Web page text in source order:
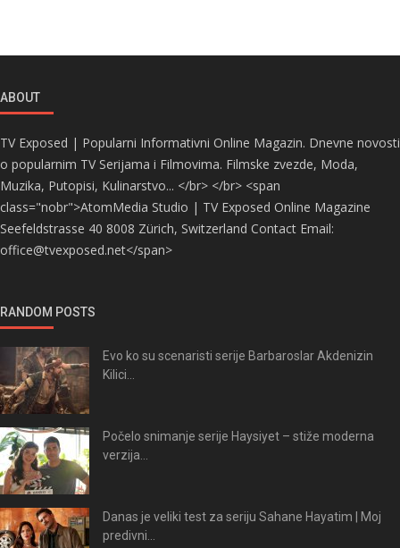
ABOUT
TV Exposed | Popularni Informativni Online Magazin. Dnevne novosti
o popularnim TV Serijama i Filmovima. Filmske zvezde, Moda,
Muzika, Putopisi, Kulinarstvo... </br> </br> <span
class="nobr">AtomMedia Studio | TV Exposed Online Magazine
Seefeldstrasse 40 8008 Zürich, Switzerland Contact Email:
office@tvexposed.net</span>
RANDOM POSTS
Evo ko su scenaristi serije Barbaroslar Akdenizin
Kilici...
Počelo snimanje serije Haysiyet – stiže moderna
verzija...
Danas je veliki test za seriju Sahane Hayatim | Moj
predivni...